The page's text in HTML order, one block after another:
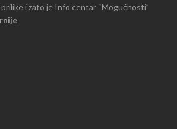
i zato je Info centar “Mogućnosti”